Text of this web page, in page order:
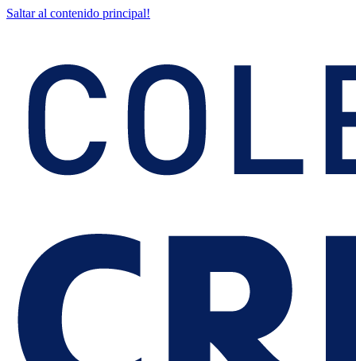
Saltar al contenido principal!